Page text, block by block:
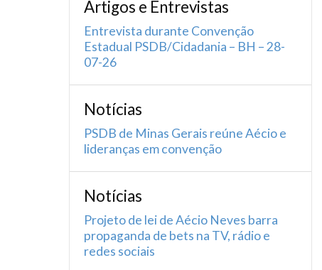
Artigos e Entrevistas
Entrevista durante Convenção
Estadual PSDB/Cidadania – BH – 28-
07-26
Notícias
PSDB de Minas Gerais reúne Aécio e
lideranças em convenção
Notícias
Projeto de lei de Aécio Neves barra
propaganda de bets na TV, rádio e
redes sociais